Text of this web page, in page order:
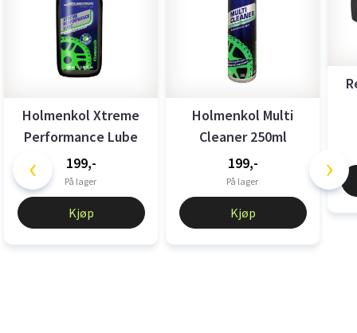
Holmenkol Xtreme
Performance Lube
100ml
199,-
På lager
Kjøp
Holmenkol Multi
Cleaner 250ml
199,-
På lager
Kjøp
‹ ›